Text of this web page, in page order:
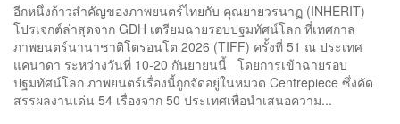
อีกหนึ่งก้าวสำคัญของภาพยนตร์ไทยกับ คุณยายวรนาฏ (INHERIT)
โปรเจกต์ล่าสุดจาก GDH เตรียมฉายรอบปฐมทัศน์โลก ที่เทศกาล
ภาพยนตร์นานาชาติโตรอนโต 2026 (TIFF) ครั้งที่ 51 ณ ประเทศ
แคนาดา ระหว่างวันที่ 10-20 กันยายนนี้ โดยการเข้าฉายรอบ
ปฐมทัศน์โลก ภาพยนตร์เรื่องนี้ถูกจัดอยู่ในหมวด Centrepiece ซึ่งคัด
สรรผลงานเด่น 54 เรื่องจาก 50 ประเทศเพื่อนำเสนอความ...